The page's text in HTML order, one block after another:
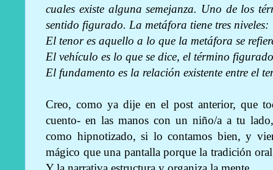
cuales existe alguna semejanza. Uno de los
sentido figurado. La metáfora tiene tres niveles:
El tenor es aquello a lo que la metáfora se
El vehículo es lo que se dice, el término
El fundamento es la relación existente entre el
Creo, como ya dije en el post anterior, que
cuento- en las manos con un niño/a a tu
como hipnotizado, si lo contamos bien, y
mágico que una pantalla porque la tradición